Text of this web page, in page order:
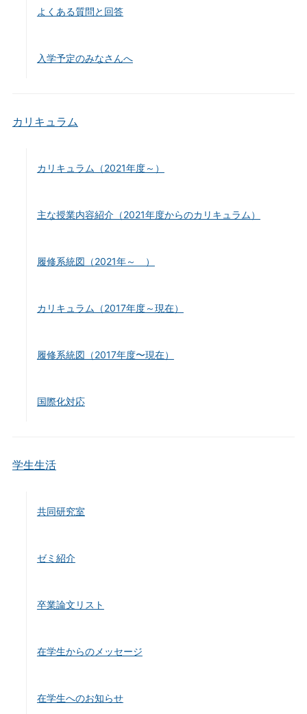
よくある質問と回答
入学予定のみなさんへ
カリキュラム
カリキュラム（2021年度～）
主な授業内容紹介（2021年度からのカリキュラム）
履修系統図（2021年～ ）
カリキュラム（2017年度～現在）
履修系統図（2017年度〜現在）
国際化対応
学生生活
共同研究室
ゼミ紹介
卒業論文リスト
在学生からのメッセージ
在学生へのお知らせ